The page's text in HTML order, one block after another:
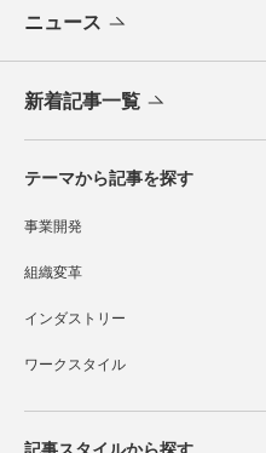
ニュース
新着記事一覧
テーマから記事を探す
事業開発
組織変革
インダストリー
ワークスタイル
記事スタイルから探す